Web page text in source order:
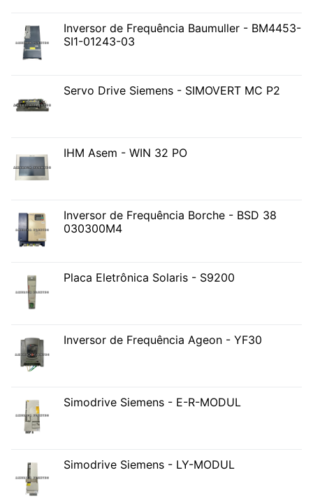
Inversor de Frequência Baumuller - BM4453-
SI1-01243-03
Servo Drive Siemens - SIMOVERT MC P2
IHM Asem - WIN 32 PO
Inversor de Frequência Borche - BSD 38
030300M4
Placa Eletrônica Solaris - S9200
Inversor de Frequência Ageon - YF30
Simodrive Siemens - E-R-MODUL
Simodrive Siemens - LY-MODUL